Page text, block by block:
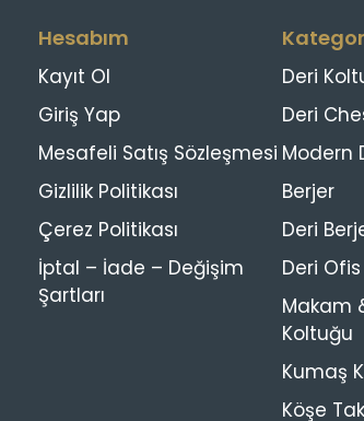
Hesabım
Kayıt Ol
Giriş Yap
Mesafeli Satış Sözleşmesi
Gizlilik Politikası
Çerez Politikası
İptal – İade – Değişim
Şartları
Deri
Deri
Modern
Berjer
Deri
Deri
Makam
Koltuğu
Kumaş
Köşe